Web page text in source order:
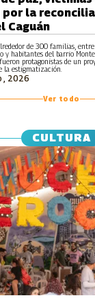
, 2026
por la
Caguán
de 300 familias,
y habitantes del barrio
protagonistas de un
la estigmatización.
Ver todo
CULTURA